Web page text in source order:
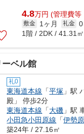
4.8万円 (管理費等
敷金 1ヶ月 礼金 0
1階 / 2DK / 41.31㎡
ーベル館
礼0
東海道本線 「平塚 」駅
殿」 停歩2分
東海道本線 「大磯 」駅
小田急小田原線 「伊勢原
築24年 / 27.16㎡